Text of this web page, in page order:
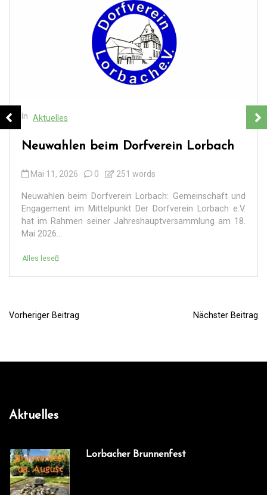
In Aktuelles
Neuwahlen beim Dorfverein Lorbach
Mai 11, 2026 0 251 words
Neuwahlen beim Dorfverein Lorbach: Gemeinschaft und
Engagement im Mittelpunkt Der Dorfverein Lorbach e.V.
hat im Rahmen seiner Jahreshauptversammlung am 18.
Mai 2026...
Alles lesen
B
a
s
n
a
Vorheriger Beitrag Nächster Beitrag
Aktuelles
Lorbacher Brunnenfest